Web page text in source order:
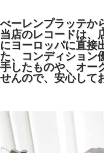
べーレンプラッテか
当店のレコードは、
にヨーロッパに直接
た、コンディション
手したものや、オー
せんので、安心して